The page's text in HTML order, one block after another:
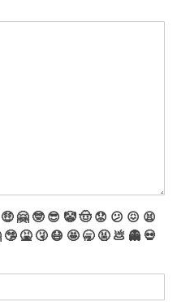
🤑 🤗 🤓 😎 🤡🤠 😟 😕 😖 😫
🤥 🤮 🤧 😷 🤩 🥱 🤬 💩 👻 💀